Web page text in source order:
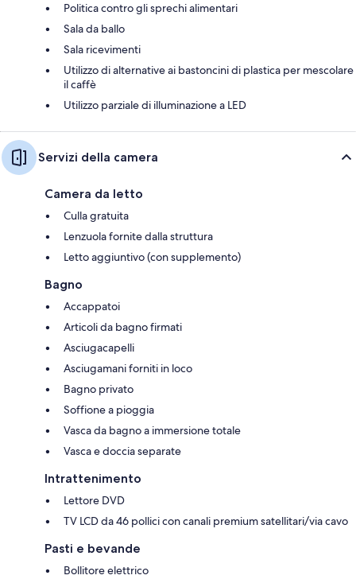
Politica contro gli sprechi alimentari
Sala da ballo
Sala ricevimenti
Utilizzo di alternative ai bastoncini di plastica per mescolare
il caffè
Utilizzo parziale di illuminazione a LED
Servizi della camera
Camera da letto
Culla gratuita
Lenzuola fornite dalla struttura
Letto aggiuntivo (con supplemento)
Bagno
Accappatoi
Articoli da bagno firmati
Asciugacapelli
Asciugamani forniti in loco
Bagno privato
Soffione a pioggia
Vasca da bagno a immersione totale
Vasca e doccia separate
Intrattenimento
Lettore DVD
TV LCD da 46 pollici con canali premium satellitari/via cavo
Pasti e bevande
Bollitore elettrico